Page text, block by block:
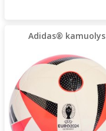
Adidas® kamuolys